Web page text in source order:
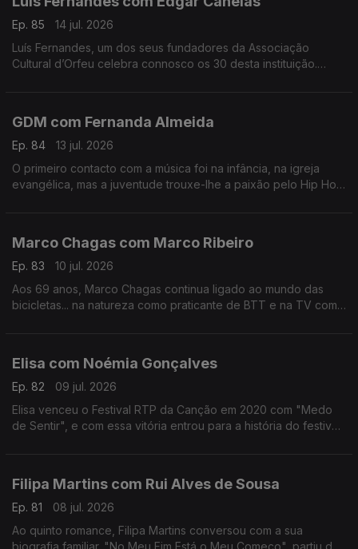
Ep. 85
14 jul. 2026
Luís Fernandes, um dos seus fundadores da Associação
Cultural d’Orfeu celebra connosco os 30 desta instituição.
GDM com Fernanda Almeida
Ep. 84
13 jul. 2026
O primeiro contacto com a música foi na infância, na igreja
evangélica, mas a juventude trouxe-lhe a paixão pelo Hip Hop
Marco Chagas com Marco Ribeiro
Ep. 83
10 jul. 2026
Aos 69 anos, Marco Chagas continua ligado ao mundo das
bicicletas... na natureza como praticante de BTT e na TV como
Elisa com Noémia Gonçalves
Ep. 82
09 jul. 2026
Elisa venceu o Festival RTP da Canção em 2020 com "Medo
de Sentir", e com essa vitória entrou para a história do festival,
Filipa Martins com Rui Alves de Sousa
Ep. 81
08 jul. 2026
Ao quinto romance, Filipa Martins conversou com a sua
biografia familiar. "No Meu Fim Está o Meu Começo", partiu de